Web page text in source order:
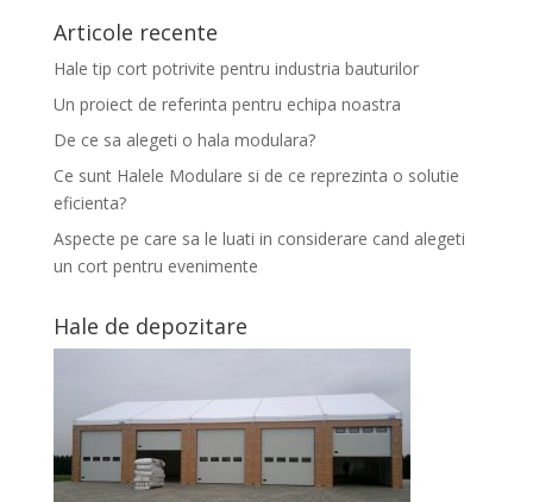
Articole recente
Hale tip cort potrivite pentru industria bauturilor
Un proiect de referinta pentru echipa noastra
De ce sa alegeti o hala modulara?
Ce sunt Halele Modulare si de ce reprezinta o solutie
eficienta?
Aspecte pe care sa le luati in considerare cand alegeti
un cort pentru evenimente
Hale de depozitare